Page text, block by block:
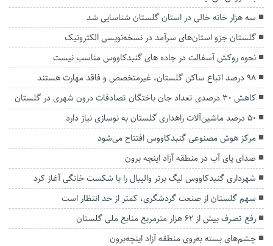
سه هزار خانه خالی در استان گلستان شناسایی شد
گلستان جزو استان‌های سرآمد در نسخه‌نویسی الکترونیک
نحوه روکش آسفالت در جاده های گنبدکاووس مناسب نیست
۹۸ درصد اتباع ساکن گلستان، غیرمتخصص و فاقد مهارت هستند
کاهش ۳۰ درصدی تعداد جان باختگان تصادفات درون شهری در گلستان
۵۰ درصد ماشین‌آلات راهداری گلستان به نوسازی نیاز دارد
مرکز هوش مصنوعی گنبدکاووس افتتاح می‌شود
صدای پای آب در منطقه آزاد اینچه برون
شهرداری گنبدکاووس لیگ برتر والیبال را با شکست خانگی آغاز کرد
سهم گلستان از صنعت گردشگری، کمتر از حد انتظار است
رفع تصرف بیش از ۶۲ هزار مترمربع منابع ملی گلستان
چشم‌های بسته به‌روی منطقه آزاد اینچه‌برون